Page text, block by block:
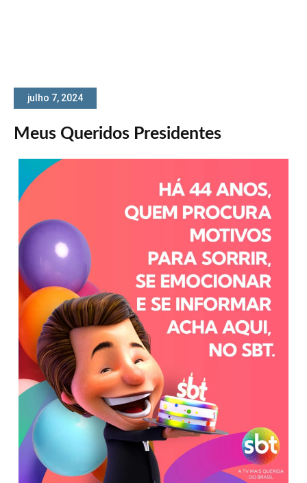
julho 7, 2024
Meus Queridos Presidentes